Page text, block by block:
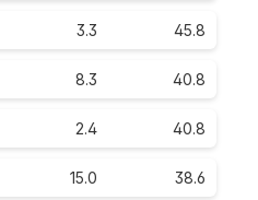
3.3 45.8
8.3 40.8
2.4 40.8
15.0 38.6